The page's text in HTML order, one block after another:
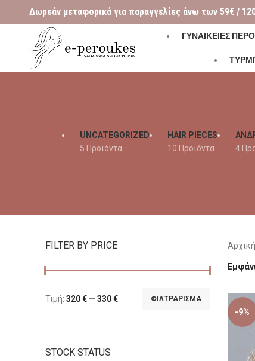
Δωρεάν μεταφορικά για παραγγελίες άνω των 59€ /
ΓΥΝΑΙΚΕΊΕΣ
UNCATEGORIZED
5 Προϊόντα
HAIR PIECES
10 Προϊόντα
4
FILTER BY PRICE
ΦΙΛΤΡΆΡΙΣΜΑ
Τιμή: 320 € — 330 €
STOCK STATUS
-9%